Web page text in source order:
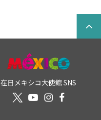
在日メキシコ大使館 SNS